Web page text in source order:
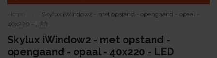
Home
Skylux iWindow2 - met opstand - opengaand - opaal -
40x220 - LED
Skylux iWindow2 - met opstand -
opengaand - opaal - 40x220 - LED